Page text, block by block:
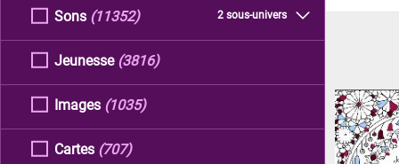
Sons 2 sous-univers
(11352)
Jeunesse (3816)
Images (1035)
Cartes (707)